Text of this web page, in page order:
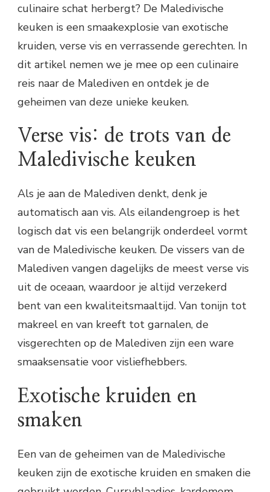
culinaire schat herbergt? De Maledivische
keuken is een smaakexplosie van exotische
kruiden, verse vis en verrassende gerechten. In
dit artikel nemen we je mee op een culinaire
reis naar de Malediven en ontdek je de
geheimen van deze unieke keuken.
Verse vis: de trots van de
Maledivische keuken
Als je aan de Malediven denkt, denk je
automatisch aan vis. Als eilandengroep is het
logisch dat vis een belangrijk onderdeel vormt
van de Maledivische keuken. De vissers van de
Malediven vangen dagelijks de meest verse vis
uit de oceaan, waardoor je altijd verzekerd
bent van een kwaliteitsmaaltijd. Van tonijn tot
makreel en van kreeft tot garnalen, de
visgerechten op de Malediven zijn een ware
smaaksensatie voor visliefhebbers.
Exotische kruiden en
smaken
Een van de geheimen van de Maledivische
keuken zijn de exotische kruiden en smaken die